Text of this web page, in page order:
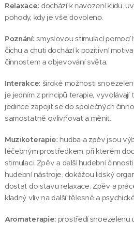
Relaxace: dochází k navození klidu,
pohody, kdy je vše dovoleno.
Poznání: smyslovou stimulací pomocí
čichu a chuti dochází k pozitivní
činnostem a objevování světa.
Interakce: široké možnosti
je jedním z principů terapie, vyvolávají
jedince zapojit se do společných
samostatně ovlivňovat a měnit.
Muzikoterapie: hudba a zpěv jsou
léčebným prostředkem, při kterém
stimulaci. Zpěv a další hudební
hudební nástroje, dokážou lidský
dostat do stavu relaxace. Zpěv a
kladný vliv na další tělesné a
Aromaterapie: prostředí snoezelenu